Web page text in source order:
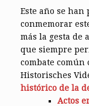
Este año se han
conmemorar
más la gesta de
que siempre
combate común
Historisches
histórico de la
Actos